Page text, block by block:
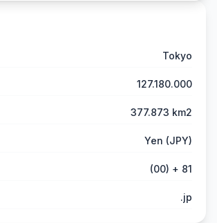
Tokyo
127.180.000
377.873 km2
Yen (JPY)
(00) + 81
.jp